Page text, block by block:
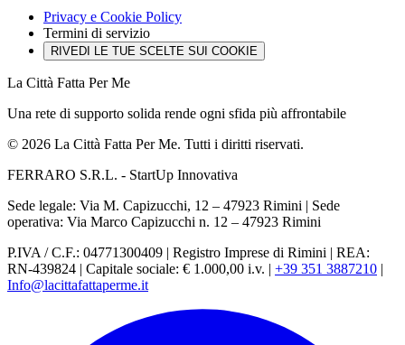
Privacy e Cookie Policy
Termini di servizio
RIVEDI LE TUE SCELTE SUI COOKIE
La Città Fatta Per Me
Una rete di supporto solida rende ogni sfida più affrontabile
© 2026 La Città Fatta Per Me. Tutti i diritti riservati.
FERRARO S.R.L. - StartUp Innovativa
Sede legale: Via M. Capizucchi, 12 – 47923 Rimini | Sede
operativa: Via Marco Capizucchi n. 12 – 47923 Rimini
P.IVA / C.F.: 04771300409 | Registro Imprese di Rimini | REA:
RN-439824 | Capitale sociale: € 1.000,00 i.v. | +39 351 3887210 |
Info@lacittafattaperme.it